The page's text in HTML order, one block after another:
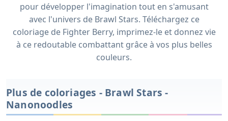
pour développer l'imagination tout en s'amusant
avec l'univers de Brawl Stars. Téléchargez ce
coloriage de Fighter Berry, imprimez-le et donnez vie
à ce redoutable combattant grâce à vos plus belles
couleurs.
Plus de coloriages - Brawl Stars -
Nanonoodles